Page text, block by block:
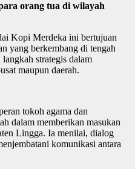
orang tua di wilayah
Kopi Merdeka ini bertujuan
yang berkembang di tengah
strategis dalam
maupun daerah.
tokoh agama dan
dalam memberikan masukan
Lingga. Ia menilai, dialog
komunikasi antara